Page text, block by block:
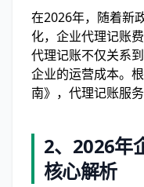
在2026年，随着新
化，企业代理记账
代理记账不仅关系
企业的运营成本。
南》，代理记账服
2、2026年
核心解析